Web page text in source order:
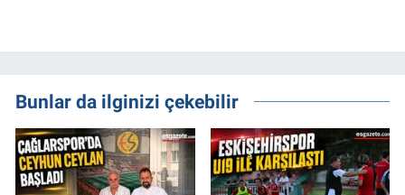
Bunlar da ilginizi çekebilir